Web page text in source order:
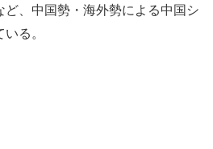
ど、中国勢・海外勢による中国シ
る。